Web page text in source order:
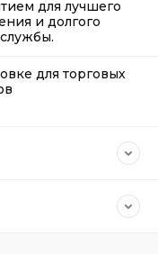
для лучшего
и долгого
для торговых